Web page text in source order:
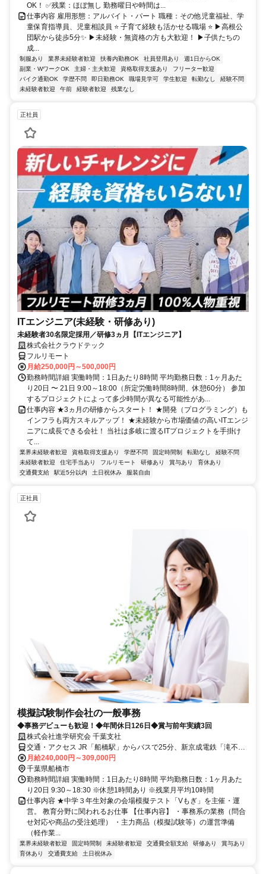
OK！ ✅残業：ほぼ無し 勤務曜日や時間は...
仕事内容 雇用形態：アルバイト・パート 職種：その他児童福祉、学
童保育指導員、児童相談員 ⭐ 子育て経験も活かせる職場 ⭐ ▶高根公
団駅から徒歩5分✨ ▶未経験・無資格の方も大歓迎！ ▶子供たちの
成...
制服あり 業界未経験者歓迎 扶養内勤務OK 社員登用あり
週1日からOK
副業・WワークOK
主婦・主夫歓迎 資格取得支援あり
フリーター歓迎
バイク通勤OK
学歴不問 即日勤務OK 職場見学可 学生歓迎 転勤なし
経験不問
未経験者歓迎
午前 経験者歓迎 残業なし
正社員
ITエンジニア(未経験・研修あり)
未経験者30名限定採用／研修3ヵ月【ITエンジニア】
株式会社クラウドテック
フルリモート
月給250,000円～500,000円
勤務時間詳細 実働時間：1日あたり8時間 平均勤務日数：1ヶ月あた
り20日 〜 21日 9:00～18:00（所定労働時間8時間、休憩60分） 参加
するプロジェクトによって多少時間が異なる可能性があ...
仕事内容 ★3ヵ月の研修からスタート！ ★開発（プログラミング）も
インフラも両方スキルアップ！ ★未経験から市場価値の高いITエンジ
ニアに成長できる会社！ 当社は多岐に渡るITプロジェクトを手掛け
て...
業界未経験者歓迎 資格取得支援あり 学歴不問 固定時間制 転勤なし
経験不問
未経験者歓迎
住宅手当あり フルリモート 研修あり 賞与あり
育休あり
交通費支給
駅近5分以内 土日祝休み 服装自由
正社員
模擬試験制作会社の一般事務
◆事務デビューも歓迎！◆年間休日126日◆賞与前年実績3回
株式会社進学研究会 千葉支社
交通・アクセス JR「船橋駅」からバスで25分、新京成電鉄「滝不動
駅」徒歩20分
月給240,000円～309,000円
千葉県船橋市
勤務時間詳細 実働時間：1日あたり8時間 平均勤務日数：1ヶ月あた
り20日 9:30～18:30 ※休憩1時間あり ※残業月平均10時間
仕事内容 ★中学３年生対象の会場模擬テスト「Vもぎ」を主催・運
営。 教育分野に関われるお仕事 【仕事内容】 ・事務系の業務（問合
せ対応や商品の受注処理） ・主力商品（模擬試験等）の運営準備
（軽作業...
業界未経験者歓迎 固定時間制 未経験者歓迎 交通費全額支給 研修あり
賞与あり
育休あり
交通費支給 土日祝休み